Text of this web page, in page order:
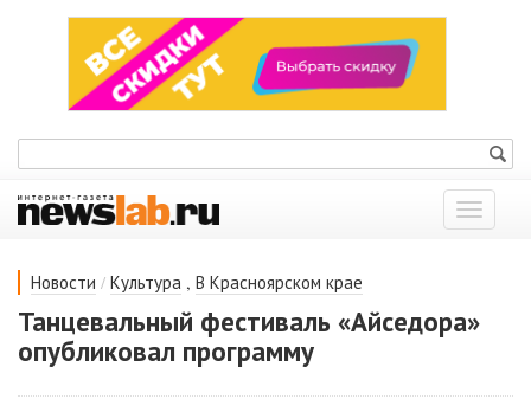
Показать
меню
Новости / Культура , В Красноярском крае
Танцевальный фестиваль «Айседора»
опубликовал программу